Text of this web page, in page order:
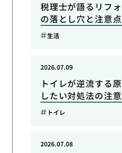
税理士が語るリフ
の落とし穴と注意点
生活
トイレが逆流する
したい対処法の注
2026.07.09
トイレ
2026.07.08